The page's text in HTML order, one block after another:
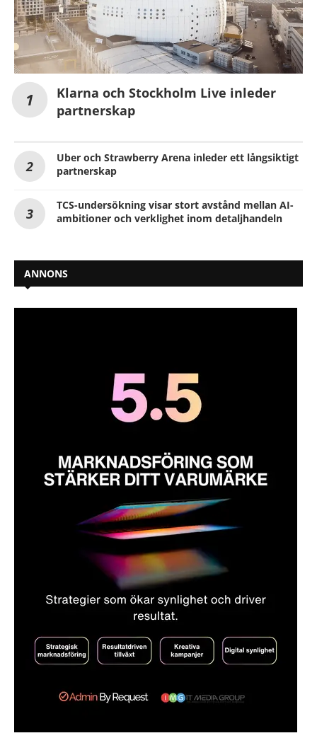
Klarna och Stockholm Live inleder
partnerskap
Uber och Strawberry Arena inleder ett långsiktigt
partnerskap
TCS-undersökning visar stort avstånd mellan AI-
ambitioner och verklighet inom detaljhandeln
ANNONS